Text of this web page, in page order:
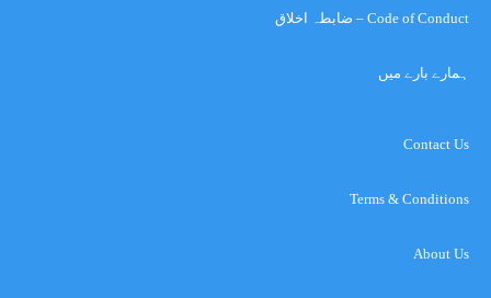
Code of Conduct – ضابطہ اخلاق
ہمارے بارے میں
Contact Us
Terms & Conditions
About Us